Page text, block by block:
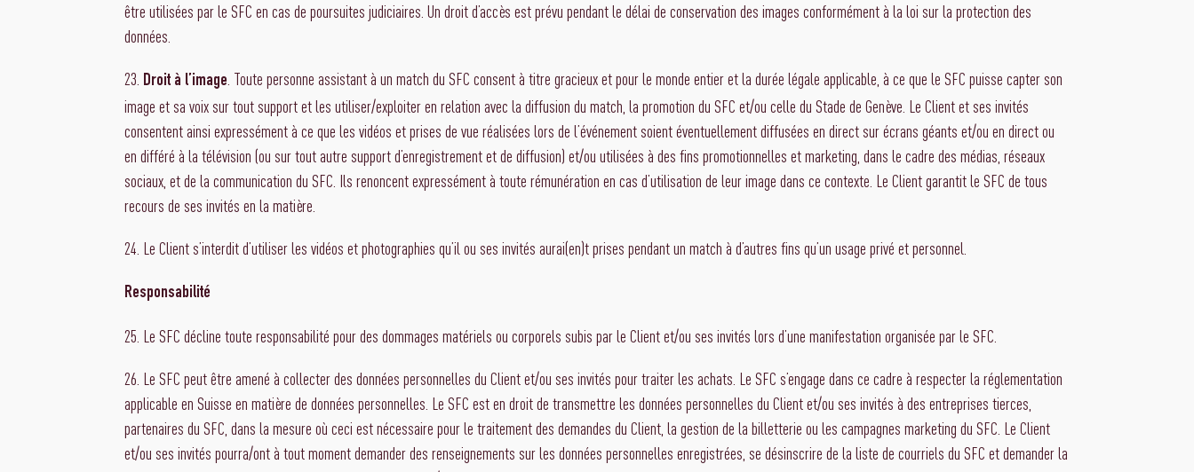
être utilisées par le SFC en cas de poursuites judiciaires. Un droit d’accès est prévu pendant le délai de conservation des images conformément à la loi sur la protection des
données.
23. Droit à l’image . Toute personne assistant à un match du SFC consent à titre gracieux et pour le monde entier et la durée légale applicable, à ce que le SFC puisse capter son
image et sa voix sur tout support et les utiliser/exploiter en relation avec la diffusion du match, la promotion du SFC et/ou celle du Stade de Genève. Le Client et ses invités
consentent ainsi expressément à ce que les vidéos et prises de vue réalisées lors de l’événement soient éventuellement diffusées en direct sur écrans géants et/ou en direct ou
en différé à la télévision (ou sur tout autre support d’enregistrement et de diffusion) et/ou utilisées à des fins promotionnelles et marketing, dans le cadre des médias, réseaux
sociaux, et de la communication du SFC. Ils renoncent expressément à toute rémunération en cas d’utilisation de leur image dans ce contexte. Le Client garantit le SFC de tous
recours de ses invités en la matière.
24. Le Client s’interdit d’utiliser les vidéos et photographies qu’il ou ses invités aurai(en)t prises pendant un match à d’autres fins qu’un usage privé et personnel.
Responsabilité
25. Le SFC décline toute responsabilité pour des dommages matériels ou corporels subis par le Client et/ou ses invités lors d’une manifestation organisée par le SFC.
26. Le SFC peut être amené à collecter des données personnelles du Client et/ou ses invités pour traiter les achats. Le SFC s’engage dans ce cadre à respecter la réglementation
applicable en Suisse en matière de données personnelles. Le SFC est en droit de transmettre les données personnelles du Client et/ou ses invités à des entreprises tierces,
partenaires du SFC, dans la mesure où ceci est nécessaire pour le traitement des demandes du Client, la gestion de la billetterie ou les campagnes marketing du SFC. Le Client
et/ou ses invités pourra/ont à tout moment demander des renseignements sur les données personnelles enregistrées, se désinscrire de la liste de courriels du SFC et demander la